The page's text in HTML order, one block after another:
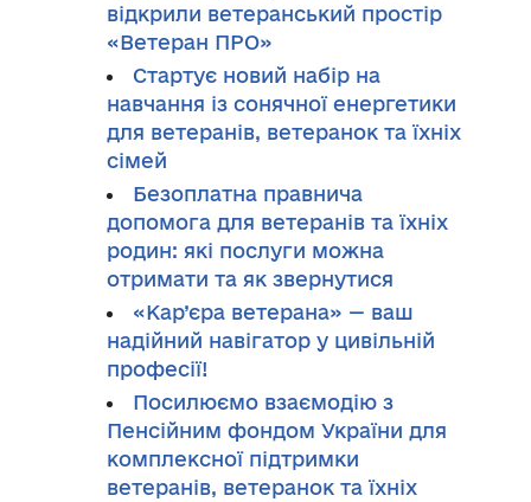
відкрили ветеранський простір
«Ветеран ПРО»
Стартує новий набір на
навчання із сонячної енергетики
для ветеранів, ветеранок та їхніх
сімей
Безоплатна правнича
допомога для ветеранів та їхніх
родин: які послуги можна
отримати та як звернутися
«Кар’єра ветерана» — ваш
надійний навігатор у цивільній
професії!
Посилюємо взаємодію з
Пенсійним фондом України для
комплексної підтримки
ветеранів, ветеранок та їхніх